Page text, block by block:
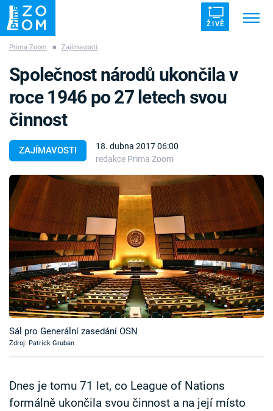
ŽIVĚ
ZÁHADY VETŘELCI DÁVNOVĚKU
Témata
Témata
Pořady
TV Program
Časopis
Sledujte prima+
Sledujte nás
Prima Zoom ■ Zajímavosti
ZAJÍMAVOSTI
18. dubna 2017 06:00
redakce Prima Zoom
Společnost národů ukončila v
roce 1946 po 27 letech svou
činnost
Sál pro Generální zasedání OSN
Zdroj: Patrick Gruban
Dnes je tomu 71 let, co League of Nations
formálně ukončila svou činnost a na její místo